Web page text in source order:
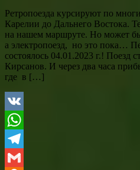
Ретропоезда курсируют по
Карелии до Дальнего Востока.
на нашем маршруте. Но может
а электропоезд, но это пока…
состоялось 04.01.2023 г.! Поезд
Кирсанов. И через два часа
где в […]
VK
WhatsApp
Telegram